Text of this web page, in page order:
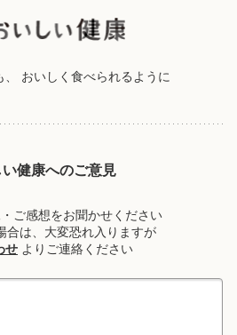
おいしく食べられるように
健康へのご意見
ご感想をお聞かせください
合は、大変恐れ入りますが
せ よりご連絡ください